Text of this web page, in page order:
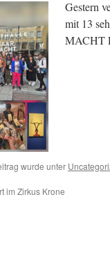
Gestern
mit 13
MACHT
wurde unter
im Zirkus Krone